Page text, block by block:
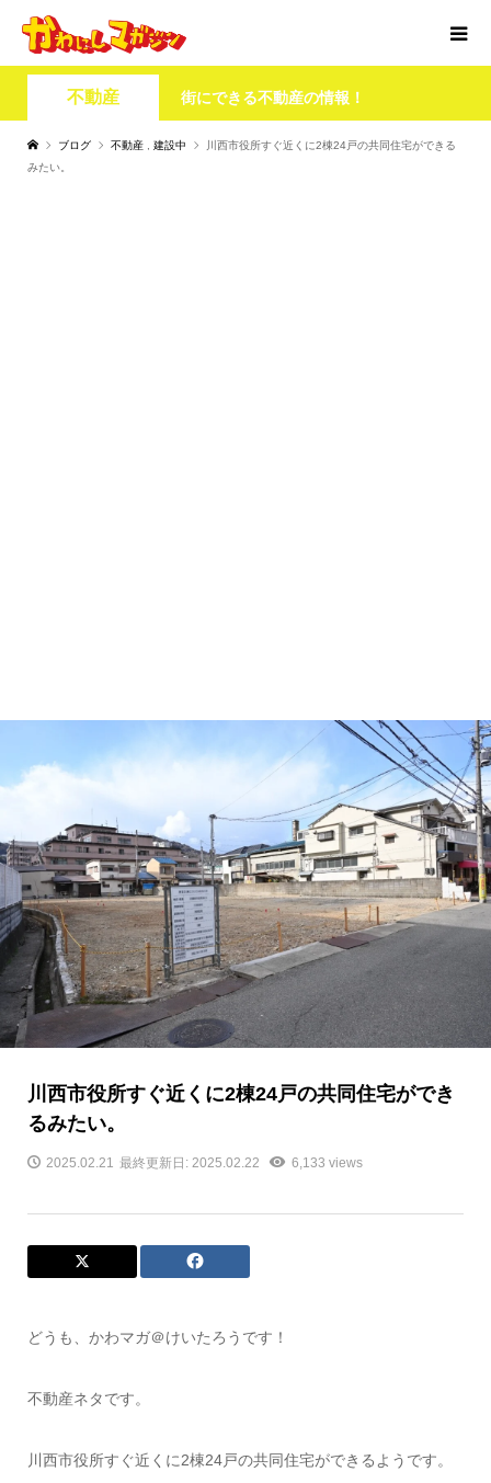
不動産 街にできる不動産の情報！
ブログ 不動産 建設中
川西市役所すぐ近くに2棟24戸の共同住宅ができる
みたい。
川西市役所すぐ近くに2棟24戸の共同住宅ができ
るみたい。
2025.02.21 最終更新日: 2025.02.22 6,133 views
どうも、かわマガ＠けいたろうです！
不動産ネタです。
川西市役所すぐ近くに2棟24戸の共同住宅ができるようです。